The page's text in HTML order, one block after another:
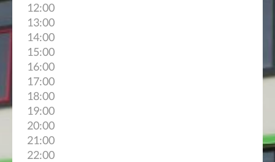
12:00
13:00
14:00
15:00
16:00
17:00
18:00
19:00
20:00
21:00
22:00